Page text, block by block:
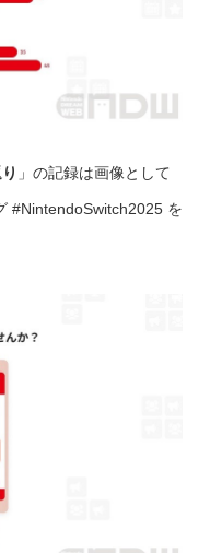
」の記録は画像として
#NintendoSwitch2025 を